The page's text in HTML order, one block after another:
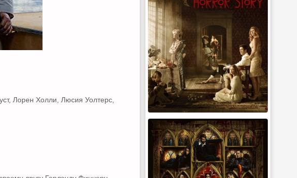
Лорен Холли, Люсия Уолтерс,